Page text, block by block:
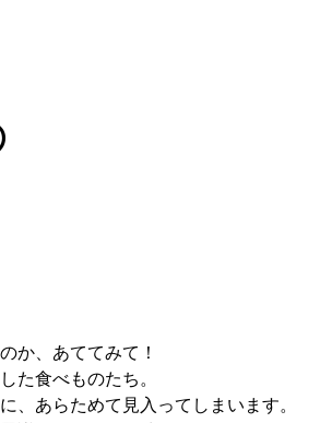
か、あててみて！
た食べものたち。
、あらためて見入ってしまいます。